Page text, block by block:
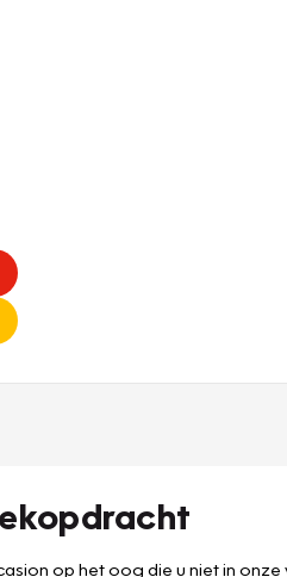
op het oog die u niet in